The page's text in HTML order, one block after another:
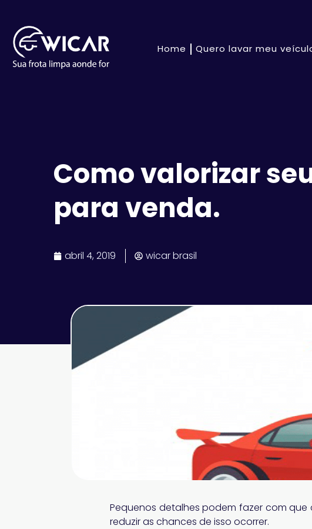
Home Quero lavar meu
Como valorizar
para venda.
abril 4, 2019 wicar brasil
Pequenos detalhes podem fazer com
reduzir as chances de isso ocorrer.